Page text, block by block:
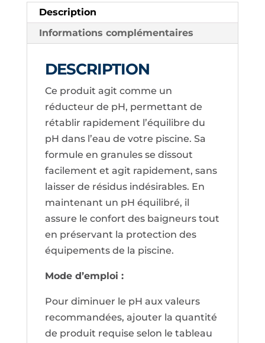
Description
Informations complémentaires
DESCRIPTION
Ce produit agit comme un
réducteur de pH, permettant de
rétablir rapidement l’équilibre du
pH dans l’eau de votre piscine. Sa
formule en granules se dissout
facilement et agit rapidement, sans
laisser de résidus indésirables. En
maintenant un pH équilibré, il
assure le confort des baigneurs tout
en préservant la protection des
équipements de la piscine.
Mode d’emploi :
Pour diminuer le pH aux valeurs
recommandées, ajouter la quantité
de produit requise selon le tableau